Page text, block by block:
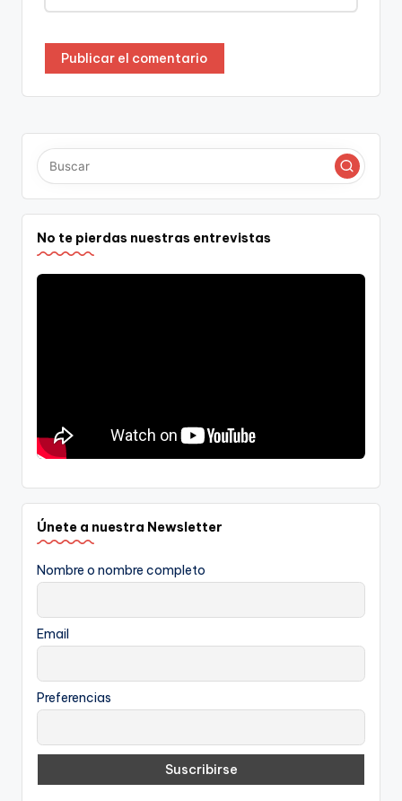
No te pierdas nuestras entrevistas
Únete a nuestra Newsletter
Nombre o nombre completo
Email
Preferencias